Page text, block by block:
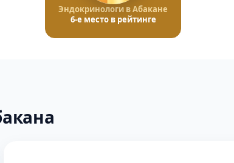
Эндокринологи в Абакане
6-е место в рейтинге